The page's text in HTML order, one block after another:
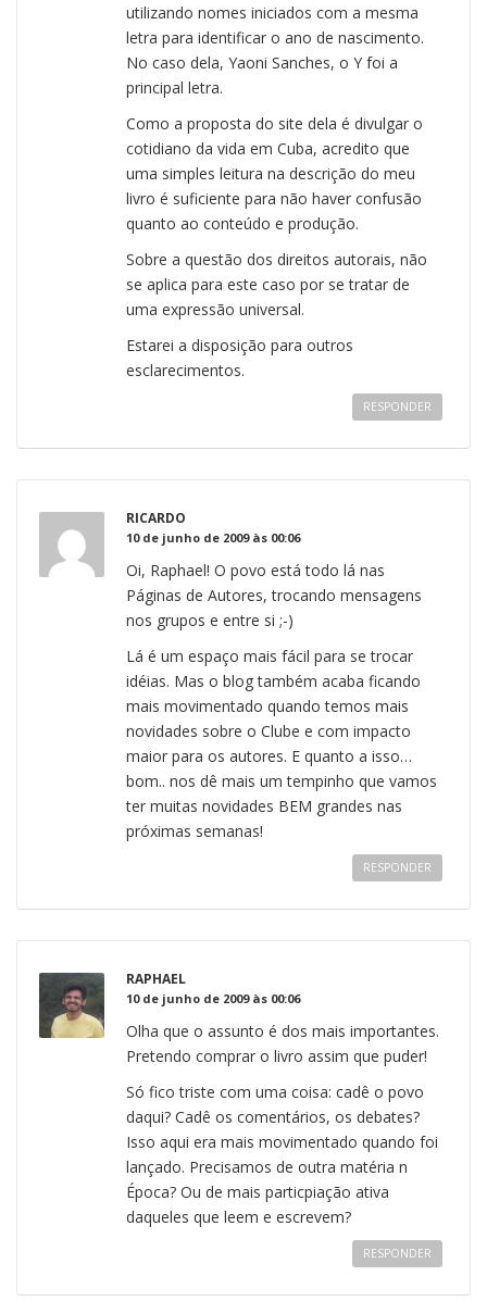
utilizando nomes iniciados com a mesma
letra para identificar o ano de nascimento.
No caso dela, Yaoni Sanches, o Y foi a
principal letra.
Como a proposta do site dela é divulgar o
cotidiano da vida em Cuba, acredito que
uma simples leitura na descrição do meu
livro é suficiente para não haver confusão
quanto ao conteúdo e produção.
Sobre a questão dos direitos autorais, não
se aplica para este caso por se tratar de
uma expressão universal.
Estarei a disposição para outros
esclarecimentos.
RESPONDER
RICARDO
10 de junho de 2009 às 00:06
Oi, Raphael! O povo está todo lá nas
Páginas de Autores, trocando mensagens
nos grupos e entre si ;-)
Lá é um espaço mais fácil para se trocar
idéias. Mas o blog também acaba ficando
mais movimentado quando temos mais
novidades sobre o Clube e com impacto
maior para os autores. E quanto a isso…
bom.. nos dê mais um tempinho que vamos
ter muitas novidades BEM grandes nas
próximas semanas!
RESPONDER
RAPHAEL
10 de junho de 2009 às 00:06
Olha que o assunto é dos mais importantes.
Pretendo comprar o livro assim que puder!
Só fico triste com uma coisa: cadê o povo
daqui? Cadê os comentários, os debates?
Isso aqui era mais movimentado quando foi
lançado. Precisamos de outra matéria n
Época? Ou de mais particpiação ativa
daqueles que leem e escrevem?
RESPONDER